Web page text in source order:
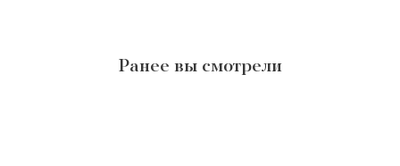
Ранее вы смотрели